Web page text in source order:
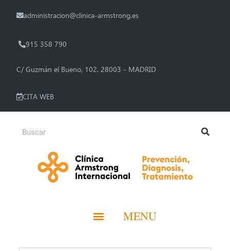
administracion@clinica-armstrong.es
915 358 790
C/ Guzmán el Bueno, 102. 28003 - MADRID
CITA WEB